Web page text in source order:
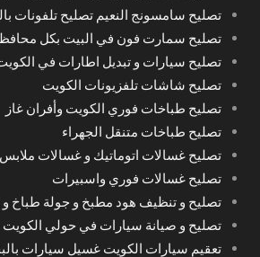
تصليح سامسونج النعيم تصليح تلفونات
تصليح سمارت فون في البيت بكل محافظات
تصليح سيارات و تبديل اطارات في الكويت 24
تصليح شاشات تلفزيونات الكويت
تصليح طباخات فوري الكويت وأفران غاز
تصليح طباخات متنقل الجهراء
تصليح غسالات اتوماتيك و غسالات
تصليح غسالات فوري واسبيرات
تصليح و تنظيف هود مطبخ و جولة طباخ و
تصليح و صيانة سيارات في حولي الكويت
تعقيم سيارات الكويت غسيل سيارات